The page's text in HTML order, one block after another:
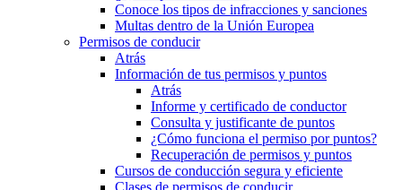
Conoce los tipos de infracciones y sanciones
Multas dentro de la Unión Europea
Permisos de conducir
Atrás
Información de tus permisos y puntos
Atrás
Informe y certificado de conductor
Consulta y justificante de puntos
¿Cómo funciona el permiso por puntos?
Recuperación de permisos y puntos
Cursos de conducción segura y eficiente